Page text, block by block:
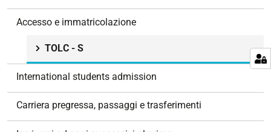
n
Accesso e immatricolazione
TOLC - S
International students admission
Carriera pregressa, passaggi e trasferimenti